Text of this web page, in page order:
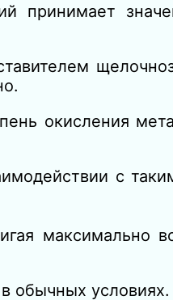
принимает
окисления
с
максимально
обычных условиях.